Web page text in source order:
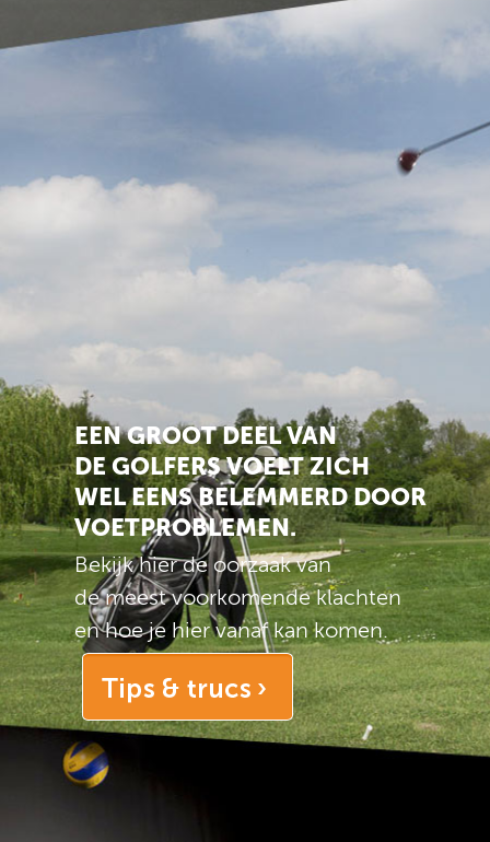
EEN GROOT DEEL VAN
DE GOLFERS VOELT ZICH
WEL EENS BELEMMERD DOOR
VOETPROBLEMEN.
Bekijk hier de oorzaak van
de meest voorkomende klachten
en hoe je hier vanaf kan komen.